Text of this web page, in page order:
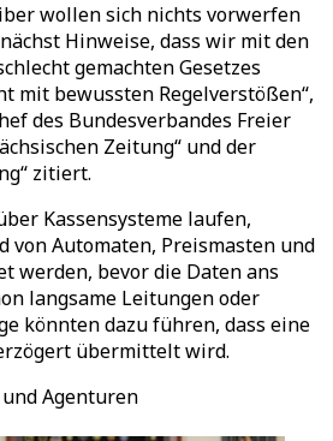
wollen sich nichts vorwerfen
Hinweise, dass wir mit den
gemachten Gesetzes
mit bewussten Regelverstößen“,
des Bundesverbandes Freier
Zeitung“ und der
“ zitiert.
Kassensysteme laufen,
von Automaten, Preismasten und
werden, bevor die Daten ans
langsame Leitungen oder
könnten dazu führen, dass eine
übermittelt wird.
Agenturen